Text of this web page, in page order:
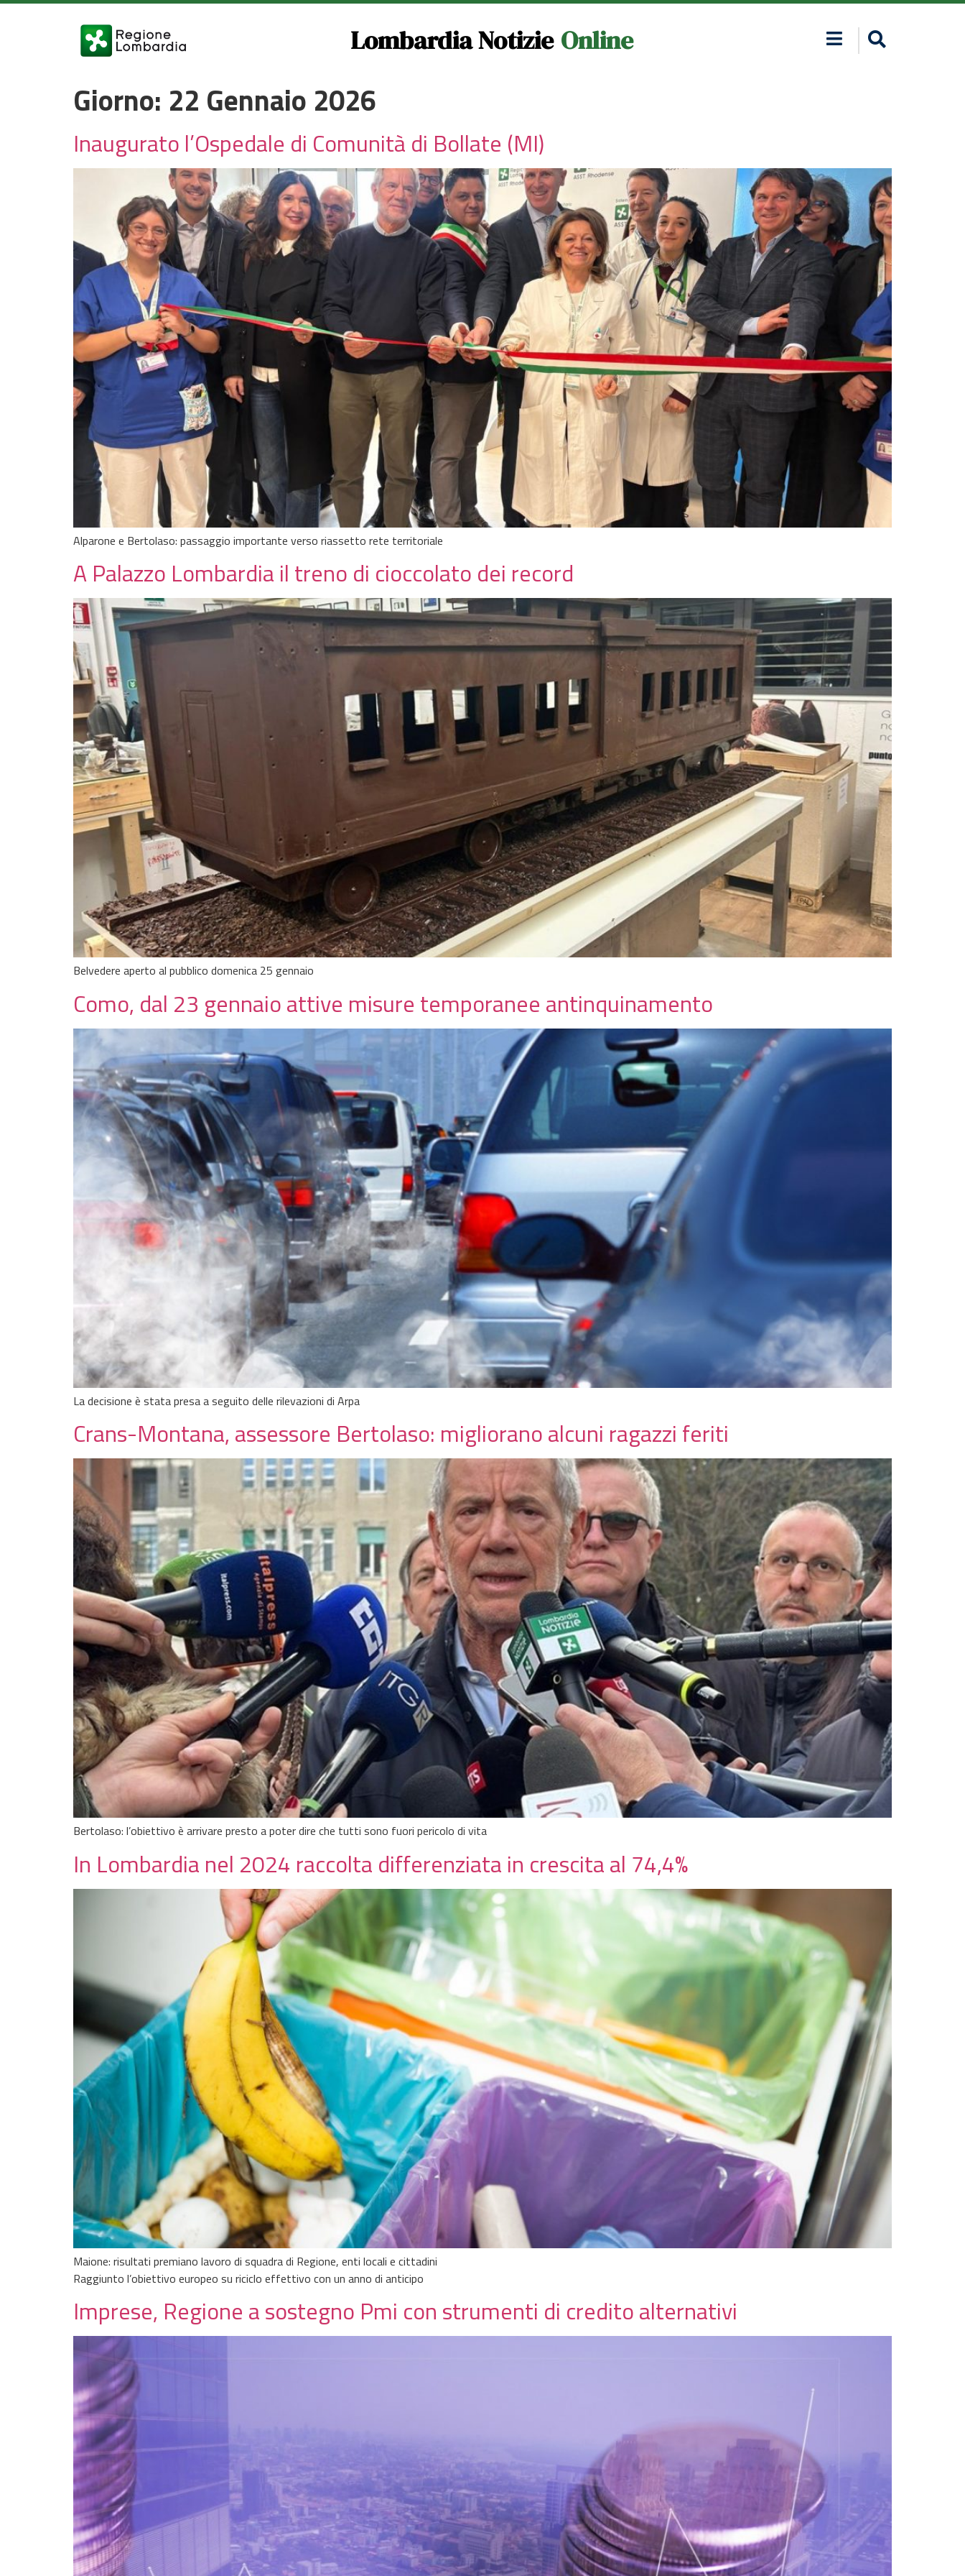
Lombardia Notizie Online
Giorno: 22 Gennaio 2026
Inaugurato l’Ospedale di Comunità di Bollate (MI)
Alparone e Bertolaso: passaggio importante verso riassetto rete territoriale
A Palazzo Lombardia il treno di cioccolato dei record
Belvedere aperto al pubblico domenica 25 gennaio
Como, dal 23 gennaio attive misure temporanee antinquinamento
La decisione è stata presa a seguito delle rilevazioni di Arpa
Crans-Montana, assessore Bertolaso: migliorano alcuni ragazzi feriti
Bertolaso: l’obiettivo è arrivare presto a poter dire che tutti sono fuori pericolo di vita
In Lombardia nel 2024 raccolta differenziata in crescita al 74,4%
Maione: risultati premiano lavoro di squadra di Regione, enti locali e cittadini
Raggiunto l’obiettivo europeo su riciclo effettivo con un anno di anticipo
Imprese, Regione a sostegno Pmi con strumenti di credito alternativi